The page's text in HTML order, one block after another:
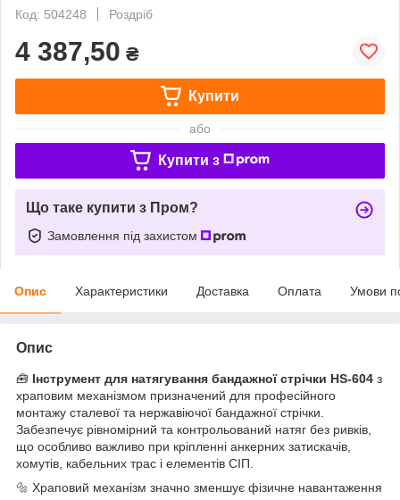
Код: 504248
Роздріб
4 387,50 ₴
Купити
або
Купити з
Що таке купити з Пром?
Замовлення під захистом
Опис Характеристики Доставка Оплата Умови
Опис
🧰 Інструмент для натягування бандажної стрічки HS-604 з
храповим механізмом призначений для професійного
монтажу сталевої та нержавіючої бандажної стрічки.
Забезпечує рівномірний та контрольований натяг без ривків,
що особливо важливо при кріпленні анкерних затискачів,
хомутів, кабельних трас і елементів СІП.
🔩 Храповий механізм значно зменшує фізичне навантаження